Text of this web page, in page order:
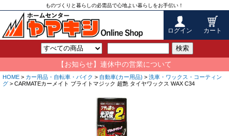
ものづくりと暮らしの必需品で心地よい暮らしをお手伝い！
ログイン カート
検索
【お知らせ】連休中の営業について
HOME > カー用品・自転車・バイク > 自動車(カー用品) > 洗車・ワックス・コーティン
グ > CARMATEカーメイト ブライトマジック 超艶 タイヤワックス WAX C34